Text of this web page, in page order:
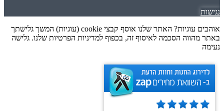
נגישות
אוהבים עוגיות? האתר שלנו אוסף קבצי cookie (עוגיות) המשך גלישתך
באתר מהווה הסכמה לאיסוף זה, בכפוף למדיניות הפרטיות שלנו. גלישה
נעימה